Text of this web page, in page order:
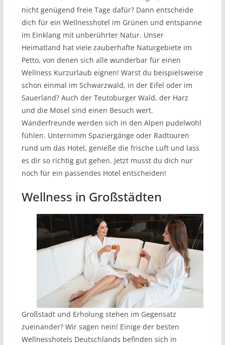
nicht genügend freie Tage dafür? Dann entscheide
dich für ein Wellnesshotel im Grünen und entspanne
im Einklang mit unberührter Natur. Unser
Heimatland hat viele zauberhafte Naturgebiete im
Petto, von denen sich alle wunderbar für einen
Wellness Kurzurlaub eignen! Warst du beispielsweise
schon einmal im Schwarzwald, in der Eifel oder im
Sauerland? Auch der Teutoburger Wald, der Harz
und die Mosel sind einen Besuch wert.
Wanderfreunde werden sich in den Alpen pudelwohl
fühlen. Unternimm Spaziergänge oder Radtouren
rund um das Hotel, genieße die frische Luft und lass
es dir so richtig gut gehen. Jetzt musst du dich nur
noch für ein passendes Hotel entscheiden!
Wellness in Großstädten
Großstadt und Erholung stehen im Gegensatz
zueinander? Wir sagen nein! Einige der besten
Wellnesshotels Deutschlands befinden sich in